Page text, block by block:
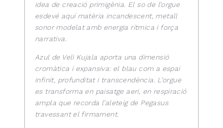
idea de creació primigènia. El so de l’orgue
esdevé aquí matèria incandescent, metall
sonor modelat amb energia rítmica i força
narrativa.
Azul de Veli Kujala aporta una dimensió
cromàtica i expansiva: el blau com a espai
infinit, profunditat i transcendència. L’orgue
es transforma en paisatge aeri, en respiració
ampla que recorda l’aleteig de Pegasus
travessant el firmament.